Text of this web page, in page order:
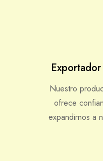
Nuestro
ofrece
expandirnos a